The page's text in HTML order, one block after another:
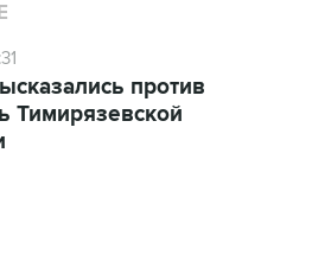
против
Тимирязевской